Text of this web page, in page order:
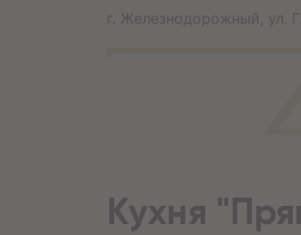
г. Железнодорожный, ул.
Кухня